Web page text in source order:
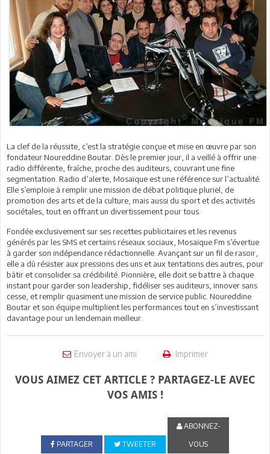
La clef de la réussite, c’est la stratégie conçue et mise en œuvre par son
fondateur Noureddine Boutar. Dès le premier jour, il a veillé à offrir une
radio différente, fraîche, proche des auditeurs, couvrant une fine
segmentation. Radio d’alerte, Mosaïque est une référence sur l’actualité.
Elle s’emploie à remplir une mission de débat politique pluriel, de
promotion des arts et de la culture, mais aussi du sport et des activités
sociétales, tout en offrant un divertissement pour tous.
Fondée exclusivement sur ses recettes publicitaires et les revenus
générés par les SMS et certains réseaux sociaux, Mosaïque Fm s’évertue
à garder son indépendance rédactionnelle. Avançant sur un fil de rasoir,
elle a dû résister aux pressions des uns et aux tentations des autres, pour
bâtir et consolider sa crédibilité. Pionnière, elle doit se battre à chaque
instant pour garder son leadership, fidéliser ses auditeurs, innover sans
cesse, et remplir quasiment une mission de service public. Noureddine
Boutar et son équipe multiplient les performances tout en s’investissant
davantage pour un lendemain meilleur.
Envoyer à un ami Imprimer
VOUS AIMEZ CET ARTICLE ? PARTAGEZ-LE AVEC
VOS AMIS !
PARTAGER TWEETER
ABONNEZ-
VOUS